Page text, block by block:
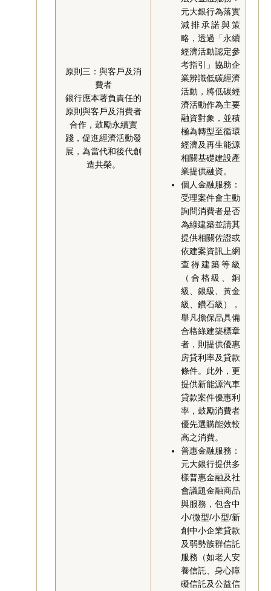
原則三：與客戶及消
費者
銀行應本著負責任的
原則與客戶及消費者
合作，鼓勵永續實
踐，促進經濟活動發
展，為當代和後代創
造共榮。
元大銀行為落實
減排承諾與策
略，透過「永續
經濟活動認定參
考指引」協助企
業辨識低碳經濟
活動，將低碳經
濟活動作為主要
融資對象，並積
極為轉型至循環
經濟及再生能源
相關基礎建設產
業提供融資。
個人金融服務：
受理案件會主動
詢問消費者是否
為綠建築並請其
提供相關佐證或
依建案資訊上網
查得建築等級
（合格級、銅
級、銀級、黃金
級、鑽石級），
舉凡擔保品具備
合格綠建築標章
者，則提供優惠
房貸利率及貸款
條件。此外，更
提供新能源汽車
貸款案件優惠利
率，鼓勵消費者
優先選購能效較
高之消費。
普惠金融服務：
元大銀行提供多
樣普惠金融及社
會議題金融商品
與服務，包含中
小/微型/小型/新
創中小企業貸款
及弱勢族群信託
服務（如老人安
養信託、身心障
礙信託及公益信